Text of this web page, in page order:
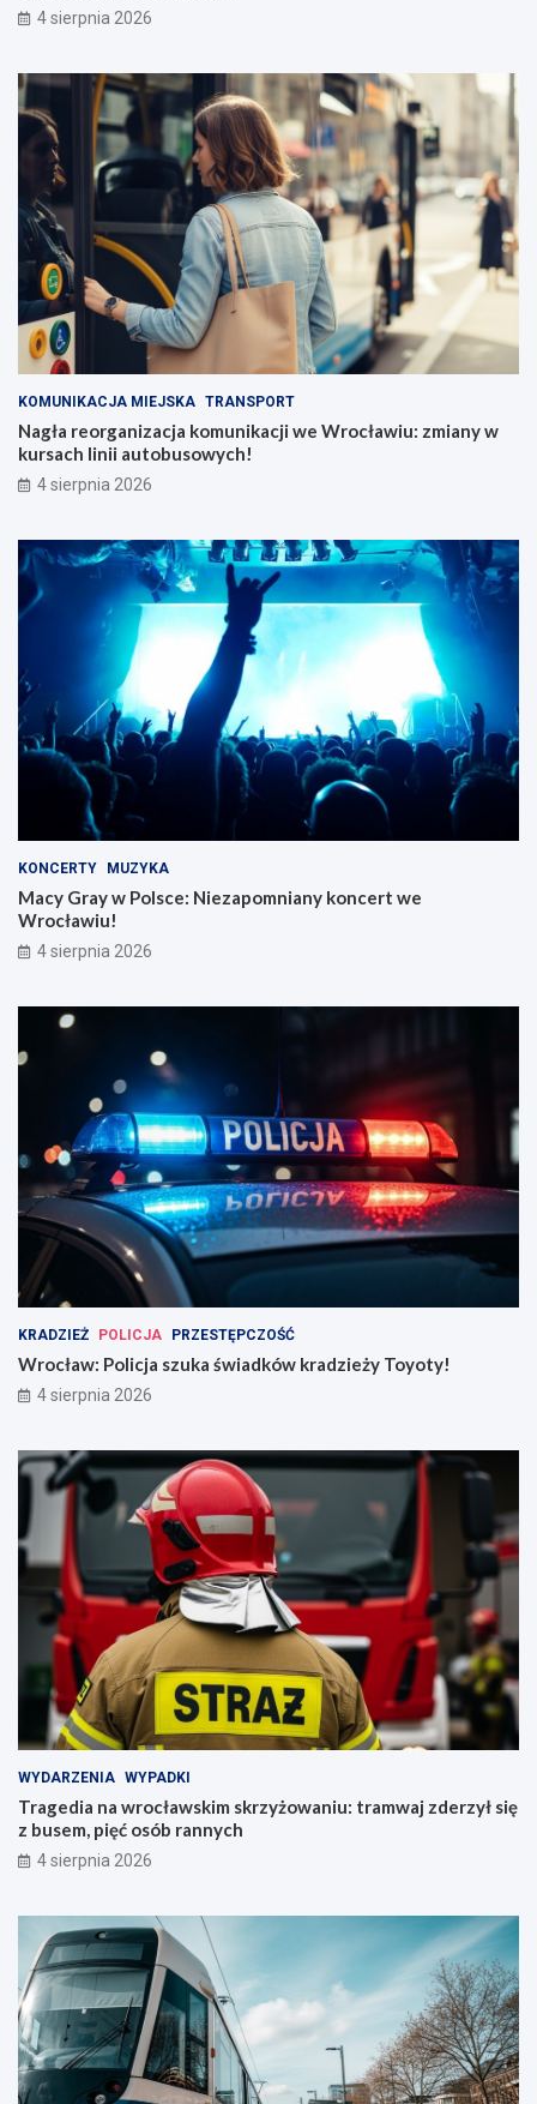
4 sierpnia 2026
KOMUNIKACJA MIEJSKA TRANSPORT
Nagła reorganizacja komunikacji we Wrocławiu: zmiany w
kursach linii autobusowych!
4 sierpnia 2026
KONCERTY MUZYKA
Macy Gray w Polsce: Niezapomniany koncert we
Wrocławiu!
4 sierpnia 2026
KRADZIEŻ POLICJA PRZESTĘPCZOŚĆ
Wrocław: Policja szuka świadków kradzieży Toyoty!
4 sierpnia 2026
WYDARZENIA WYPADKI
Tragedia na wrocławskim skrzyżowaniu: tramwaj zderzył się
z busem, pięć osób rannych
4 sierpnia 2026